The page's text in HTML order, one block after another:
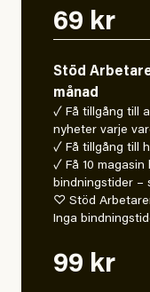
69 kr
Stöd
månad
✓ Få tillgång till
nyheter varje
✓ Få tillgång till
✓ Få 10
bindningstider –
♡ Stöd
Inga
99 kr